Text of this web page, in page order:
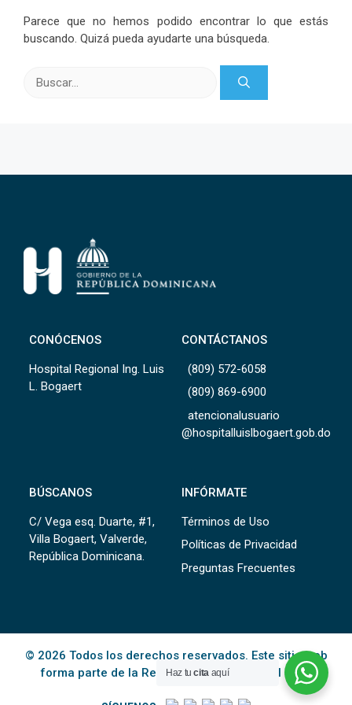
Parece que no hemos podido encontrar lo que estás
buscando. Quizá pueda ayudarte una búsqueda.
CONÓCENOS
Hospital Regional Ing. Luis
L. Bogaert
CONTÁCTANOS
(809) 572-6058
(809) 869-6900
atencionalusuario
@hospitalluislbogaert.gob.do
BÚSCANOS
C/ Vega esq. Duarte, #1,
Villa Bogaert, Valverde,
República Dominicana.
INFÓRMATE
Términos de Uso
Políticas de Privacidad
Preguntas Frecuentes
© 2026 Todos los derechos reservados. Este sitio web
forma parte de la Red Pública de Salud del SNS.
Haz tucita aquí